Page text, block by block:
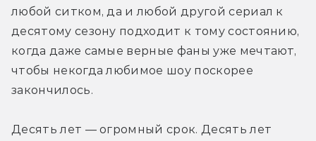
любой ситком, да и любой другой сериал к
десятому сезону подходит к тому состоянию,
когда даже самые верные фаны уже мечтают,
чтобы некогда любимое шоу поскорее
закончилось.
Десять лет — огромный срок. Десять лет